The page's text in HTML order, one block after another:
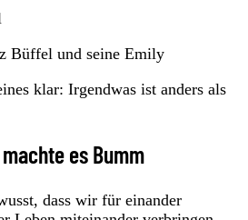
Büffel und seine Emily
klar: Irgendwas ist anders als
es Bumm
dass wir für einander